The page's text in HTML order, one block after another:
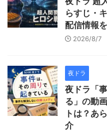
らすじ・
配信情報
2026/8/7
夜ドラ
夜ドラ「
る」の動
トは？あ
介